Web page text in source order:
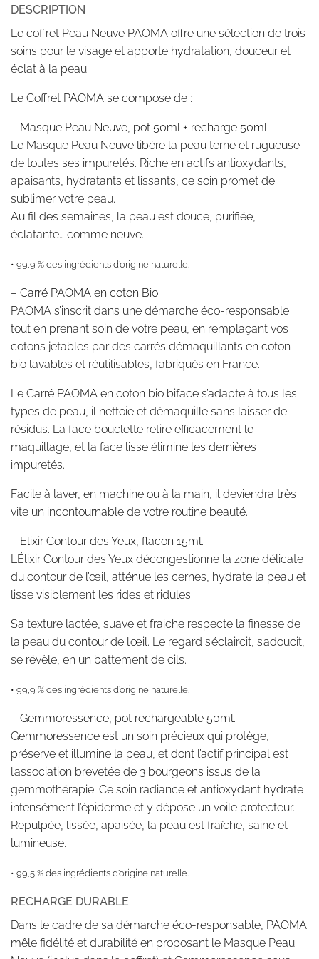
DESCRIPTION
Le coffret Peau Neuve PAOMA offre une sélection de trois
soins pour le visage et apporte hydratation, douceur et
éclat à la peau.
Le Coffret PAOMA se compose de :
– Masque Peau Neuve, pot 50ml + recharge 50ml.
Le Masque Peau Neuve libère la peau terne et rugueuse
de toutes ses impuretés. Riche en actifs antioxydants,
apaisants, hydratants et lissants, ce soin promet de
sublimer votre peau.
Au fil des semaines, la peau est douce, purifiée,
éclatante… comme neuve.
• 99,9 % des ingrédients d’origine naturelle.
– Carré PAOMA en coton Bio.
PAOMA s’inscrit dans une démarche éco-responsable
tout en prenant soin de votre peau, en remplaçant vos
cotons jetables par des carrés démaquillants en coton
bio lavables et réutilisables, fabriqués en France.
Le Carré PAOMA en coton bio biface s’adapte à tous les
types de peau, il nettoie et démaquille sans laisser de
résidus. La face bouclette retire efficacement le
maquillage, et la face lisse élimine les dernières
impuretés.
Facile à laver, en machine ou à la main, il deviendra très
vite un incontournable de votre routine beauté.
– Elixir Contour des Yeux, flacon 15ml.
L’Élixir Contour des Yeux décongestionne la zone délicate
du contour de l’œil, atténue les cernes, hydrate la peau et
lisse visiblement les rides et ridules.
Sa texture lactée, suave et fraiche respecte la finesse de
la peau du contour de l’œil. Le regard s’éclaircit, s’adoucit,
se révèle, en un battement de cils.
• 99,9 % des ingrédients d’origine naturelle.
– Gemmoressence, pot rechargeable 50ml.
Gemmoressence est un soin précieux qui protège,
préserve et illumine la peau, et dont l’actif principal est
l’association brevetée de 3 bourgeons issus de la
gemmothérapie. Ce soin radiance et antioxydant hydrate
intensément l’épiderme et y dépose un voile protecteur.
Repulpée, lissée, apaisée, la peau est fraîche, saine et
lumineuse.
• 99,5 % des ingrédients d’origine naturelle.
RECHARGE DURABLE
Dans le cadre de sa démarche éco-responsable, PAOMA
mêle fidélité et durabilité en proposant le Masque Peau